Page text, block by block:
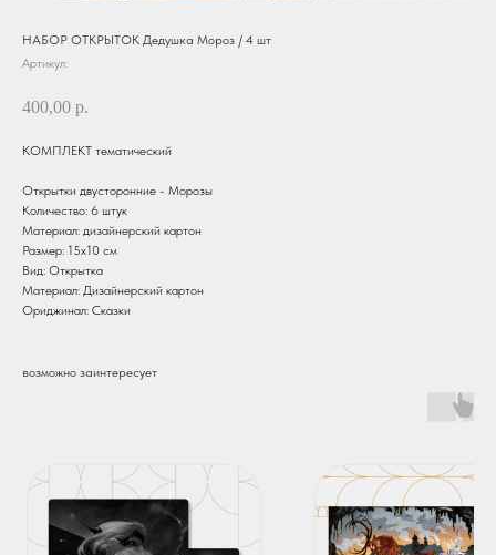
НАБОР ОТКРЫТОК Дедушка Мороз / 4 шт
Артикул:
400,00 р.
КОМПЛЕКТ тематический
Открытки двусторонние - Морозы
Количество: 6 штук
Материал: дизайнерский картон
Размер: 15х10 см
Вид: Открытка
Материал: Дизайнерский картон
Ориджинал: Сказки
возможно заинтересует